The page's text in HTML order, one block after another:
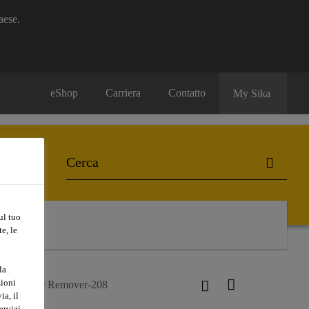
eShop Carriera Contatto My Sika
Sika® Remover-208
tuo
le
il